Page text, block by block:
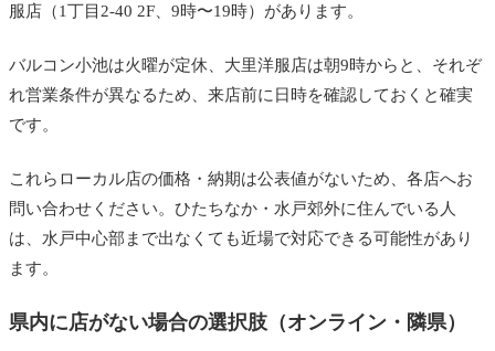
服店（1丁目2-40 2F、9時〜19時）があります。
バルコン小池は火曜が定休、大里洋服店は朝9時からと、それぞ
れ営業条件が異なるため、来店前に日時を確認しておくと確実
です。
これらローカル店の価格・納期は公表値がないため、各店へお
問い合わせください。ひたちなか・水戸郊外に住んでいる人
は、水戸中心部まで出なくても近場で対応できる可能性があり
ます。
県内に店がない場合の選択肢（オンライン・隣県）